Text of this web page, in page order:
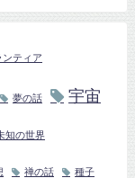
ンティア
夢の話 宇宙
知の世界
禅の話 種子